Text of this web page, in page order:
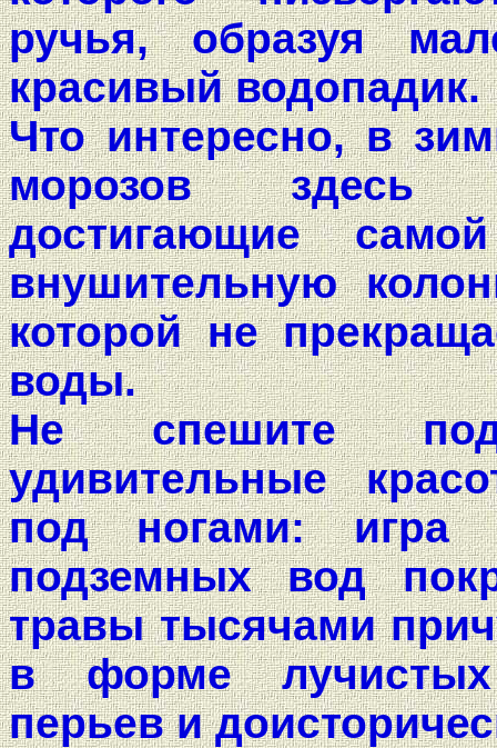
ручья, образуя
красивый водопадик.
Что интересно, в
морозов здесь
достигающие
внушительную
которой не
воды.
Не спешите
удивительные
под ногами: игра
подземных вод
травы тысячами
в форме лучистых
перьев и